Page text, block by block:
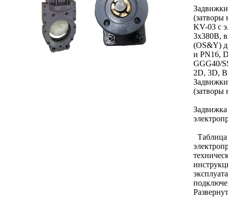
KV-03 с
3x380В,
(OS&Y)
и PN16,
GGG40/
2D, 3D,
(затворы